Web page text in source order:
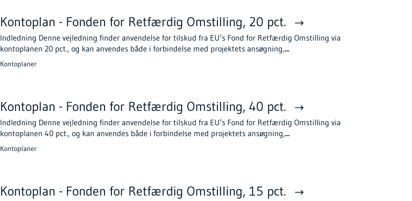
Kontoplan - Fonden for Retfærdig Omstilling, 20 pct.
Indledning Denne vejledning finder anvendelse for tilskud fra EU’s Fond for Retfærdig Omstilling via
kontoplanen 20 pct., og kan anvendes både i forbindelse med projektets ansøgning,...
Kontoplaner
Kontoplan - Fonden for Retfærdig Omstilling, 40 pct.
Indledning Denne vejledning finder anvendelse for tilskud fra EU’s Fond for Retfærdig Omstilling via
kontoplanen 40 pct., og kan anvendes både i forbindelse med projektets ansøgning,...
Kontoplaner
Kontoplan - Fonden for Retfærdig Omstilling, 15 pct.